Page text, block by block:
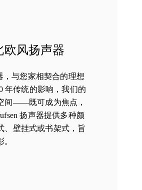
欧风扬声器
，与您家相契合的理想
年传统的影响，我们的
间——既可成为焦点，
扬声器提供多种颜
、壁挂式或书架式，旨
Tab